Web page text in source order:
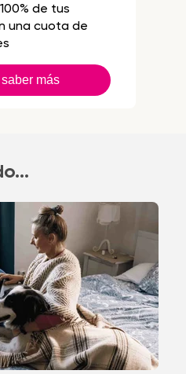
de tus
una cuota de
más